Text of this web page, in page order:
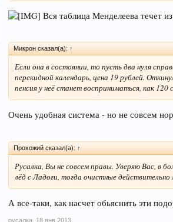
Вся таблица Менделеева течет
Микрон сказал(а): ↑
Если она в состоянии, то пусть два нуля
перекидной календарь, цена 19 рублей.
пенсия у неё станет восприниматься, как
Очень удобная система - но не совсем
Прохожий сказал(а): ↑
Русалка, Вы не совсем правы. Уверяю Вас, в
лёд с Ладоги, тогда очистные
А все-таки, как насчет обьяснить эти
русалка 18 янв 2013